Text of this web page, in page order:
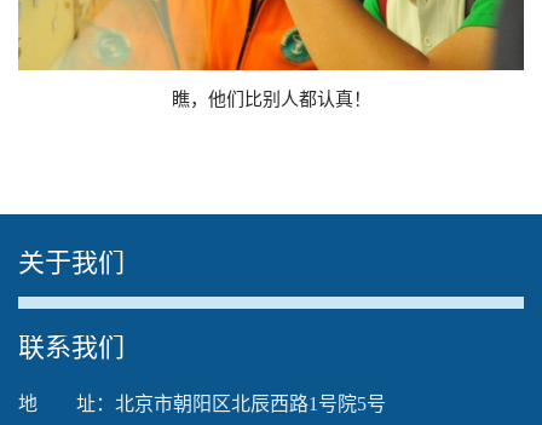
瞧，他们比别人都认真！
关于我们
The media could not be loaded, either because the
server or network failed or because the format is not
supported.
联系我们
地 址：北京市朝阳区北辰西路1号院5号